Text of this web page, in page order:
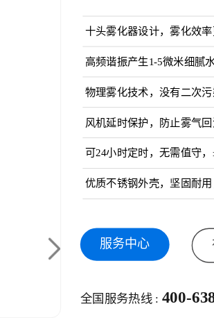
十头雾化器设计，雾化效
高频谐振产生1-5微米细腻
物理雾化技术，没有二次
风机延时保护，防止雾气
可24小时定时，无需值守
优质不锈钢外壳，坚固耐
服务中心
全国服务热线 : 400-